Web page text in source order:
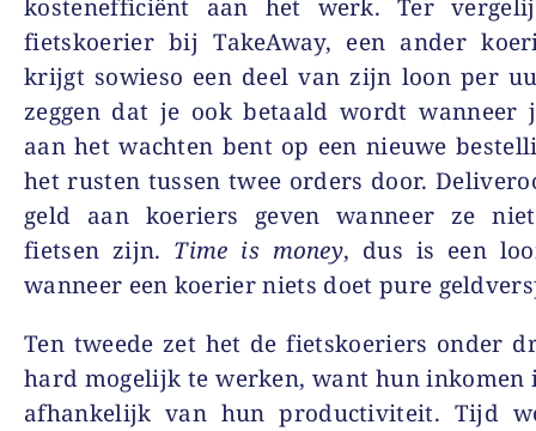
kostenefficiënt aan het werk. Ter
fietskoerier bij TakeAway, een ander
krijgt sowieso een deel van zijn loon per
zeggen dat je ook betaald wordt wanneer
aan het wachten bent op een nieuwe
het rusten tussen twee orders door.
geld aan koeriers geven wanneer ze
fietsen zijn. Time is money, dus is een
wanneer een koerier niets doet pure
Ten tweede zet het de fietskoeriers onder
hard mogelijk te werken, want hun inkomen
afhankelijk van hun productiviteit. Tijd